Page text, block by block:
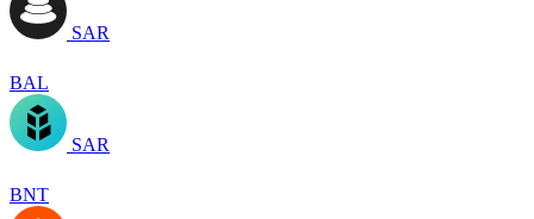
SAR
BAL
SAR
BNT